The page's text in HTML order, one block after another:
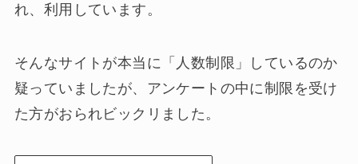
れ、利用しています。
そんなサイトが本当に「人数制限」しているのか
疑っていましたが、アンケートの中に制限を受け
た方がおられビックリました。